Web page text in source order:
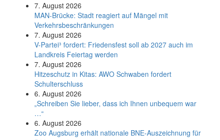
7. August 2026
MAN-Brücke: Stadt reagiert auf Mängel mit
Verkehrsbeschränkungen
7. August 2026
V-Partei­³ fordert: Friedens­fest soll ab 2027 auch im
Land­kreis Feier­tag werden
7. August 2026
Hitzeschutz in Kitas: AWO Schwaben fordert
Schulterschluss
6. August 2026
„Schreiben Sie lieber, dass ich Ihnen unbequem war
…“
6. August 2026
Zoo Augsburg erhält nationale BNE-Auszeichnung für